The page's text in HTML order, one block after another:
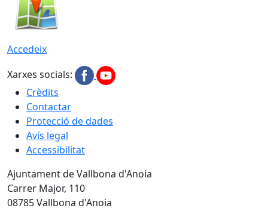
Accedeix
Xarxes socials:
Crèdits
Contactar
Protecció de dades
Avís legal
Accessibilitat
Ajuntament de Vallbona d'Anoia
Carrer Major, 110
08785 Vallbona d'Anoia